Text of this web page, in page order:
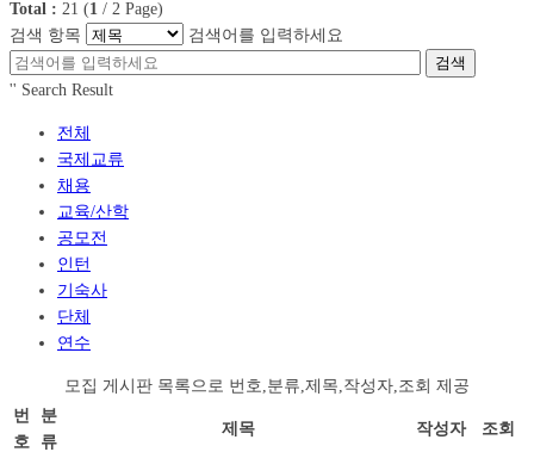
Total : 21 (1 / 2 Page)
검색 항목
검색어를 입력하세요
검색
'' Search Result
전체
국제교류
채용
교육/산학
공모전
인턴
기숙사
단체
연수
모집 게시판 목록으로 번호,분류,제목,작성자,조회 제공
번
호
분
류
제목 작성자 조회